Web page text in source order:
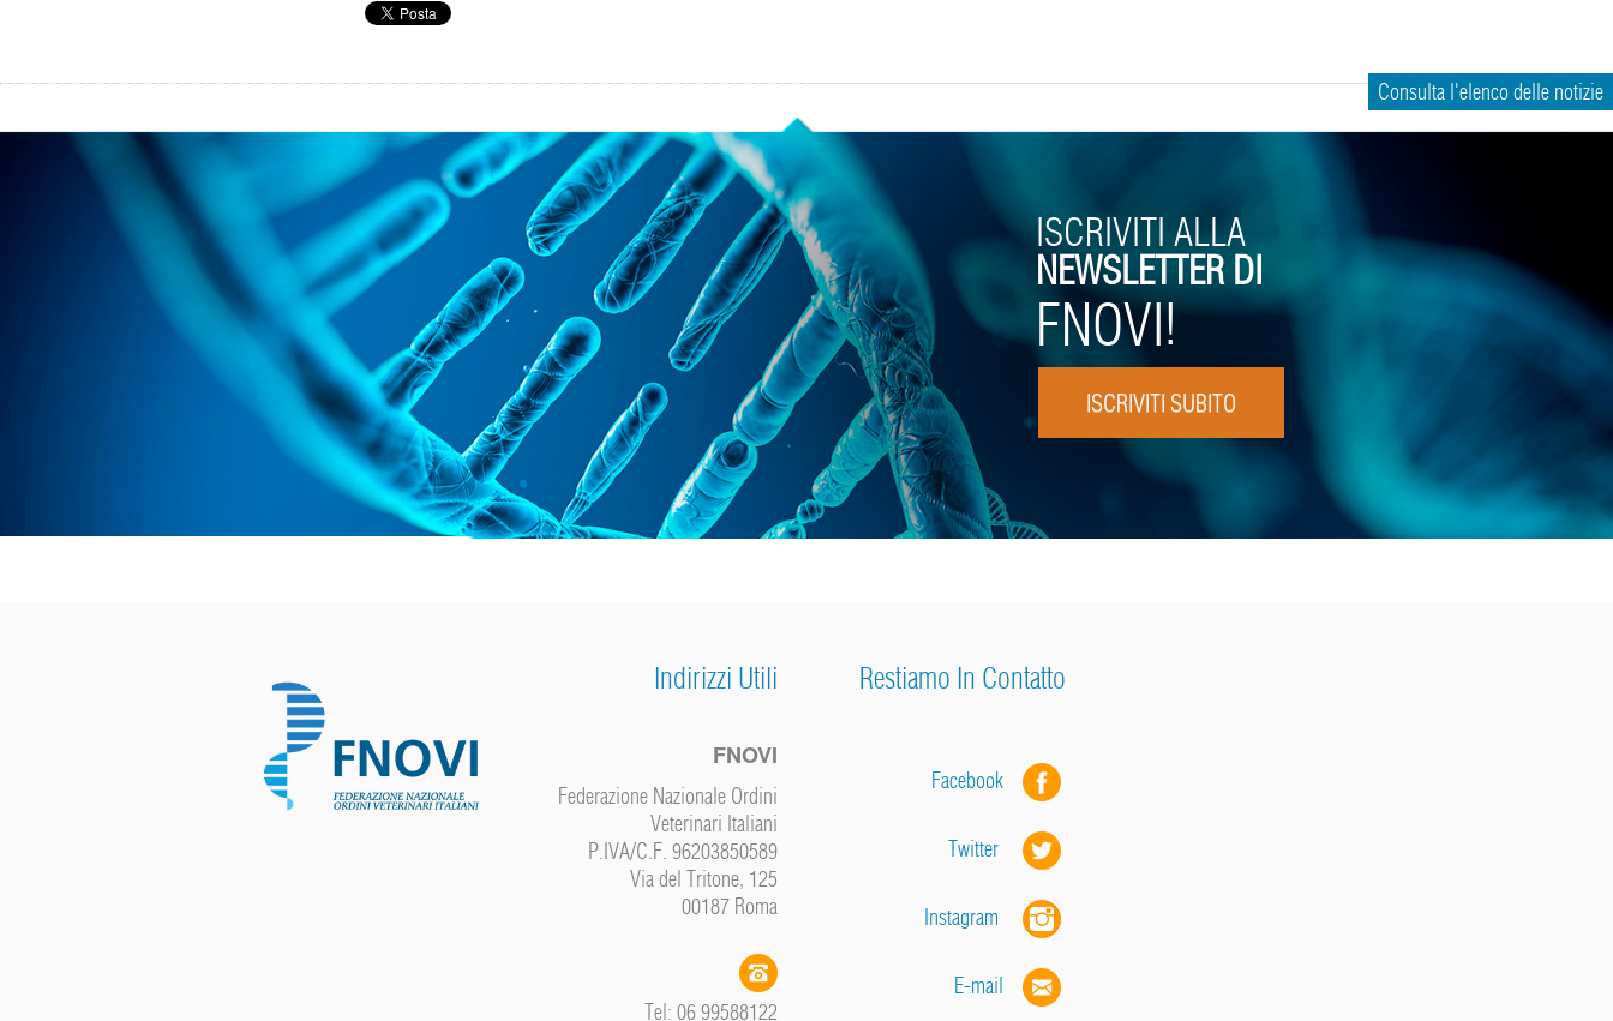
Consulta l'elenco delle notizie
FNOVI!
ISCRIVITI SUBITO
ISCRIVITI ALLA
NEWSLETTER DI
Indirizzi Utili
FNOVI
Federazione Nazionale Ordini
Veterinari Italiani
P.IVA/C.F. 96203850589
Via del Tritone, 125
00187 Roma
Tel: 06 99588122
Restiamo In Contatto
Facebook
Twitter
Instagram
E-mail